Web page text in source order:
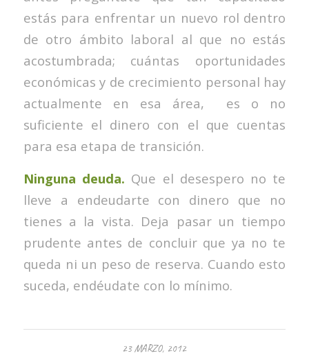
estás para enfrentar un nuevo rol dentro
de otro ámbito laboral al que no estás
acostumbrada; cuántas oportunidades
económicas y de crecimiento personal hay
actualmente en esa área, es o no
suficiente el dinero con el que cuentas
para esa etapa de transición.
Ninguna deuda. Que el desespero no te
lleve a endeudarte con dinero que no
tienes a la vista. Deja pasar un tiempo
prudente antes de concluir que ya no te
queda ni un peso de reserva. Cuando esto
suceda, endéudate con lo mínimo.
23 MARZO, 2012